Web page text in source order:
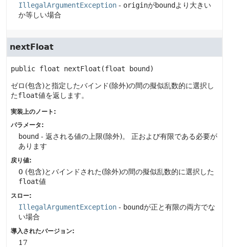
IllegalArgumentException - originがbound より大きい
か等しい場合
nextFloat
public float nextFloat (float bound)
ゼロ(包含)と指定したバインド(除外)の間の擬似乱数的に選択し
たfloat値を返します。
実装上のノート:
パラメータ:
bound - 返される値の上限(除外)。
正および有限である必要が
あります
戻り値:
0 (包含)とバインドされた(除外)の間の擬似乱数的に選択した
float値
スロー:
IllegalArgumentException - boundが正と有限の両方でな
い場合
導入されたバージョン:
17